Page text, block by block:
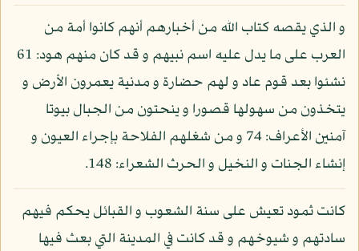
و الذي يقصه كتاب الله من أخبارهم أنهم كانوا أمة من
العرب على ما يدل عليه اسم نبيهم و قد كان منهم هود: 61
نشئوا بعد قوم عاد و لهم حضارة و مدنية يعمرون الأرض و
يتخذون من سهولها قصورا و ينحتون من الجبال بيوتا
آمنين الأعراف: 74 و من شغلهم الفلاحة بإجراء العيون و
إنشاء الجنات و النخيل و الحرث الشعراء: 148.
كانت ثمود تعيش على سنة الشعوب و القبائل يحكم فيهم
سادتهم و شيوخهم و قد كانت في المدينة التي بعث فيها